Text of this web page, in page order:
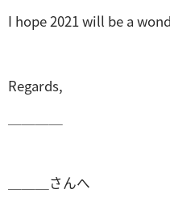
I hope 2021 will be a
Regards,
＿＿＿さんへ